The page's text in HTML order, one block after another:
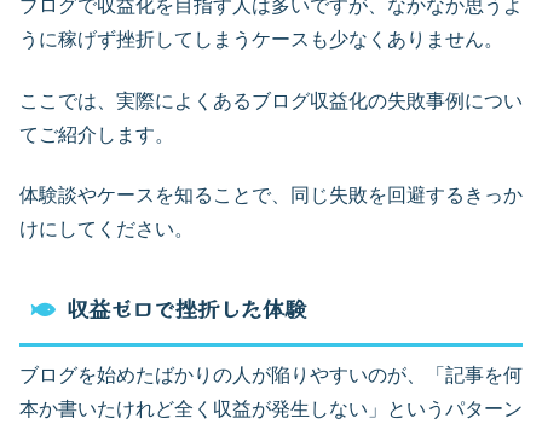
ブログで収益化を目指す人は多いですが、なかなか思うよ
うに稼げず挫折してしまうケースも少なくありません。
ここでは、実際によくあるブログ収益化の失敗事例につい
てご紹介します。
体験談やケースを知ることで、同じ失敗を回避するきっか
けにしてください。
収益ゼロで挫折した体験
ブログを始めたばかりの人が陥りやすいのが、「記事を何
本か書いたけれど全く収益が発生しない」というパターン